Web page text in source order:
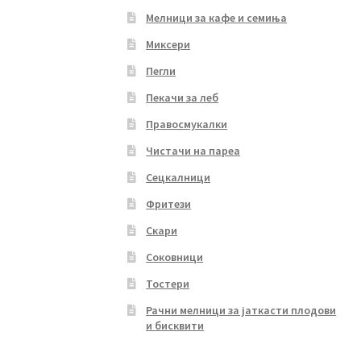
Мелници за кафе и семиња
Миксери
Пегли
Пекачи за леб
Правосмукалки
Чистачи на пареа
Сецкалници
Фритези
Скари
Соковници
Тостери
Рачни мелници за јаткасти плодови
и бисквити